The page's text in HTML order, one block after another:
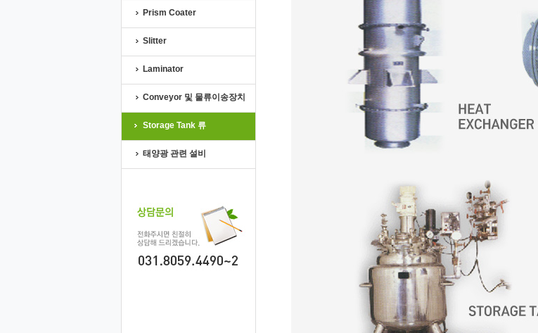
Prism Coater
Slitter
Laminator
Conveyor 및 물류이송장치
Storage Tank 류
태양광 관련 설비